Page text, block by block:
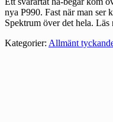
nya P990. Fast när man ser
Spektrum över det hela. Läs
Kategorier: Allmänt